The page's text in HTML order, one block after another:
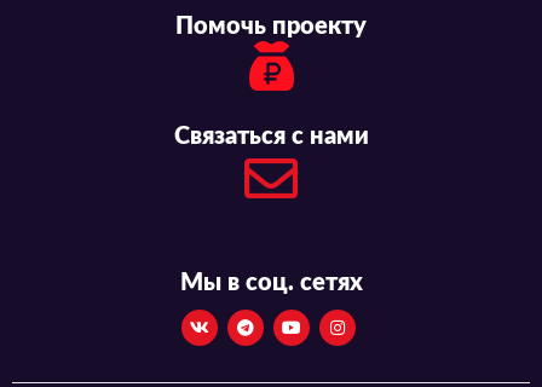
Помочь проекту
Связаться с нами
Мы в соц. сетях